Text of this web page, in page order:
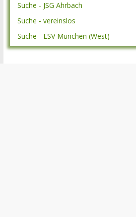
Suche - JSG Ahrbach
Suche - vereinslos
Suche - ESV München (West)